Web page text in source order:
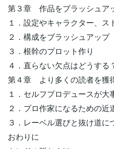
第３章 作品をブラッシュア
１．設定やキャラクター、
２．構成をブラッシュアップ
３．根幹のプロット作り
４．直らない欠点はどうする
第４章 より多くの読者を獲
１．セルフプロデュースが大
２．プロ作家になるための近
３．レーベル選びと抜け道に
おわりに